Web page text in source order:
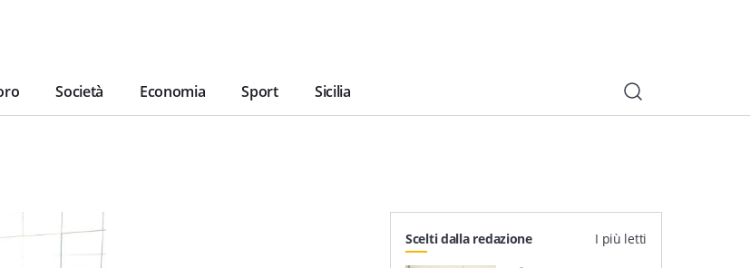
Società Economia Sport Sicilia
Scelti dalla redazione I più letti